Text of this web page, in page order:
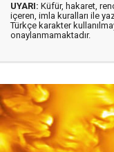
UYARI: Küfür, hakaret,
içeren, imla kuralları ile
Türkçe karakter
onaylanmamaktadır.